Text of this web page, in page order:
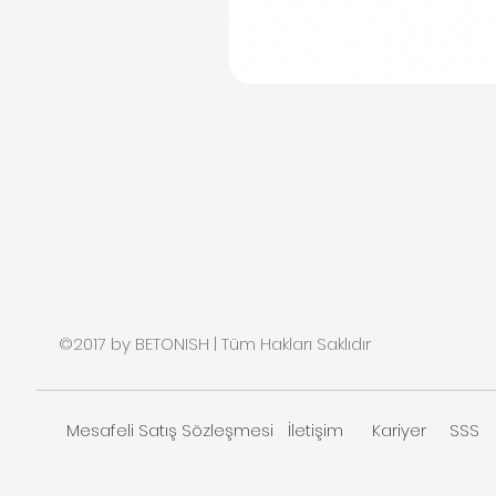
©2017 by BETONISH | Tüm Hakları Saklıdır
Mesafeli Satış Sözleşmesi İletişim Kariyer SSS